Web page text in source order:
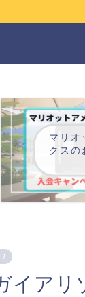
マリオ
クスの
イアリ